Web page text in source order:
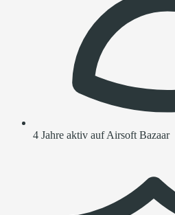
4 Jahre aktiv auf Airsoft Bazaar